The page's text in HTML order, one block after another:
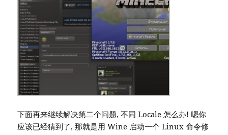
下面再来继续解决第二个问题, 不同 Locale 怎么办! 嗯你
应该已经猜到了, 那就是用 Wine 启动一个 Linux 命令修